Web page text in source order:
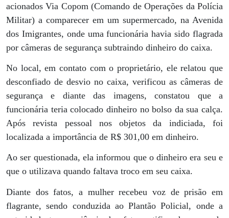
acionados Via Copom (Comando de Operações da Polícia
Militar) a comparecer em um supermercado, na Avenida
dos Imigrantes, onde uma funcionária havia sido flagrada
por câmeras de segurança subtraindo dinheiro do caixa.
No local, em contato com o proprietário, ele relatou que
desconfiado de desvio no caixa, verificou as câmeras de
segurança e diante das imagens, constatou que a
funcionária teria colocado dinheiro no bolso da sua calça.
Após revista pessoal nos objetos da indiciada, foi
localizada a importância de R$ 301,00 em dinheiro.
Ao ser questionada, ela informou que o dinheiro era seu e
que o utilizava quando faltava troco em seu caixa.
Diante dos fatos, a mulher recebeu voz de prisão em
flagrante, sendo conduzida ao Plantão Policial, onde a